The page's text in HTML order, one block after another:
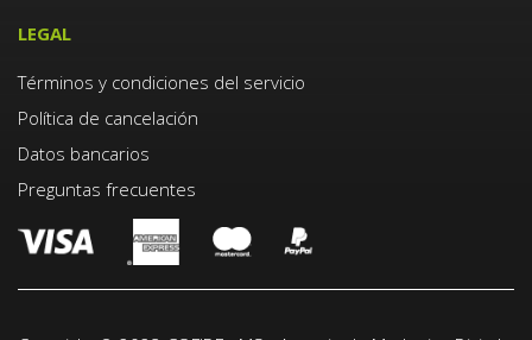
LEGAL
Términos y condiciones del servicio
Política de cancelación
Datos bancarios
Preguntas frecuentes